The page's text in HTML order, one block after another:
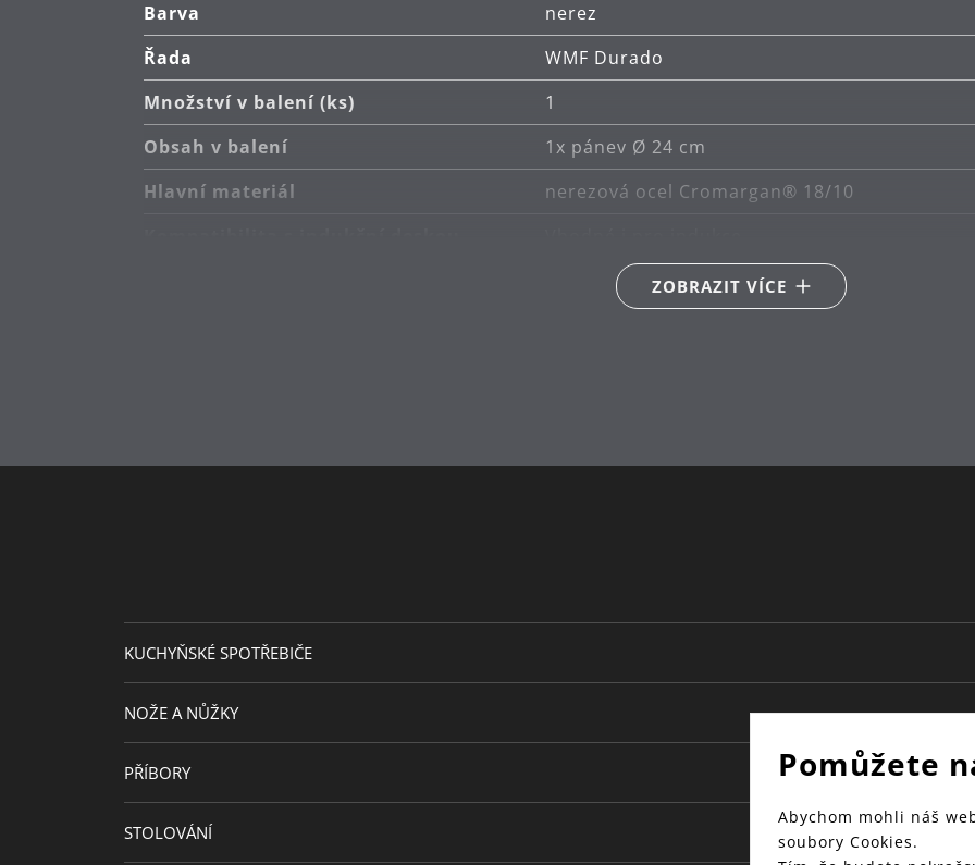
Barva
nerez
Řada
WMF Durado
Množství v balení (ks)
1
Obsah v balení
1x pánev Ø 24 cm
Hlavní materiál
nerezová ocel Cromargan® 18/10
Vhodné pro keramické, plynové, elektrické a
ZOBRAZIT VÍCE
KUCHYŇSKÉ SPOTŘEBIČE
NOŽE A NŮŽKY
PŘÍBORY
STOLOVÁNÍ
Pomůžete
Abychom mohli náš
soubory Cookies.